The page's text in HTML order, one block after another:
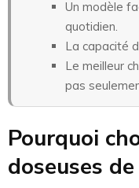
Un modèle
quotidien.
La capacité
Le meilleur
pas
Pourquoi
doseuses